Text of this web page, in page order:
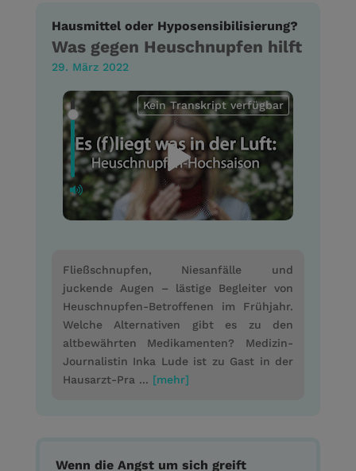
Hausmittel oder Hyposensibilisierung?
Was gegen Heuschnupfen hilft
29. März 2022
Kein Transkript verfügbar
Fließschnupfen, Niesanfälle und
juckende Augen – lästige Begleiter von
Heuschnupfen-Betroffenen im Frühjahr.
Welche Alternativen gibt es zu den
altbewährten Medikamenten? Medizin-
Journalistin Inka Lude ist zu Gast in der
Hausarzt-Pra ... [mehr]
Wenn die Angst um sich greift